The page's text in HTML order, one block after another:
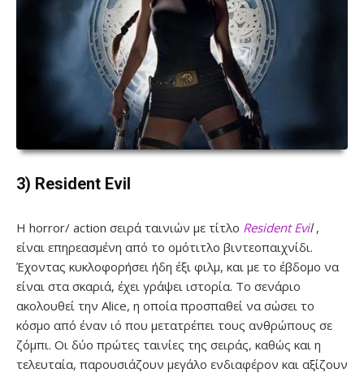
3) Resident Evil
Η horror/ action σειρά ταινιών με τίτλο Resident Evil,
είναι επηρεασμένη από το ομότιτλο βιντεοπαιχνίδι.
Έχοντας κυκλοφορήσει ήδη έξι φιλμ, και με το έβδομο να
είναι στα σκαριά, έχει γράψει ιστορία. Το σενάριο
ακολουθεί την Alice, η οποία προσπαθεί να σώσει το
κόσμο από έναν ιό που μετατρέπει τους ανθρώπους σε
ζόμπι. Οι δύο πρώτες ταινίες της σειράς, καθώς και η
τελευταία, παρουσιάζουν μεγάλο ενδιαφέρον και αξίζουν